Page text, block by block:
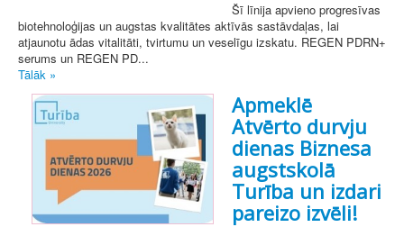
Šī līnija apvieno progresīvas
biotehnoloģijas un augstas kvalitātes aktīvās sastāvdaļas, lai
atjaunotu ādas vitalitāti, tvirtumu un veselīgu izskatu. REGEN PDRN+
serums un REGEN PD...
Tālāk »
Apmeklē
Atvērto durvju
dienas Biznesa
augstskolā
Turība un izdari
pareizo izvēli!